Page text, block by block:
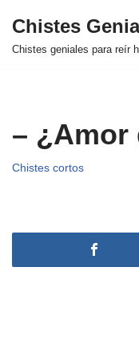
Saltar
Chistes
Chistes geniales para reír
– ¿Amor
Chistes cortos